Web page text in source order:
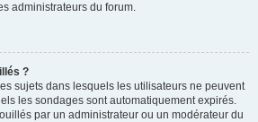
administrateurs du forum.
?
sujets dans lesquels les utilisateurs ne peuvent
les sondages sont automatiquement expirés.
par un administrateur ou un modérateur du